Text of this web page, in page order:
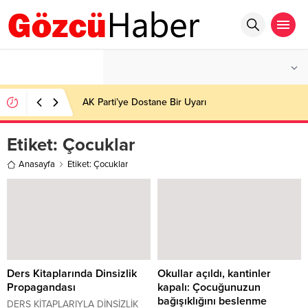
AK Parti’ye Dostane Bir Uyarı
Etiket: Çocuklar
Anasayfa Etiket: Çocuklar
Ders Kitaplarında Dinsizlik
Propagandası
DERS KİTAPLARIYLA DİNSİZLİK
Okullar açıldı, kantinler
kapalı: Çocuğunuzun
bağışıklığını beslenme